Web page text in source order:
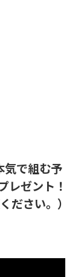
気で組む予
レゼント！
ださい。）